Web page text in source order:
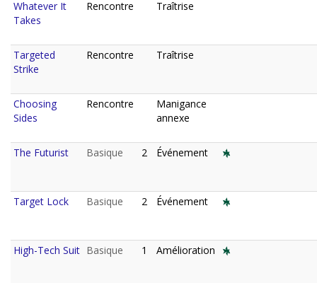
Whatever It
Takes
Rencontre Traîtrise
Targeted
Strike
Rencontre Traîtrise
Choosing
Sides
Rencontre
Manigance
annexe
The Futurist Basique 2 Événement
Target Lock Basique 2 Événement
High-Tech Suit Basique 1 Amélioration